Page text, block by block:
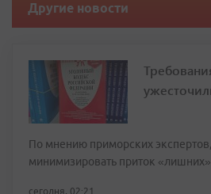
Другие новости
По мнению приморских
минимизировать приток
сегодня, 02:21